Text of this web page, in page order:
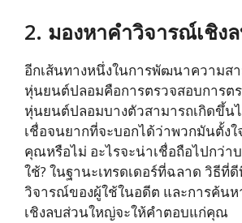
2. มองหาคำวิจารณ์เชิง
อีกเส้นทางหนึ่งในการพัฒนาความส
หุ่นยนต์ปลอมคือการตรวจสอบการต
หุ่นยนต์ปลอมบางตัวสามารถเกิดขึ้น
เชื่อจนยากที่จะบอกได้ว่าพวกมันตั้งใ
คุณหรือไม่ อะไรจะน่าเชื่อถือไปกว่า
ใช้? ในฐานะเทรดเดอร์ที่ฉลาด วิธีที่
วิจารณ์ของผู้ใช้ในอดีต และการค้น
เชิงลบส่วนใหญ่จะให้คำตอบแก่คุณ